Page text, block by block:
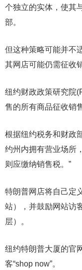
个独立的实体，使其
部。
但这种策略可能并不
其网店可能仍需征收
纽约财政政策研究院
售的所有商品征收销
根据纽约税务和财政
约州内拥有营业场所
则应缴纳销售税。”
特朗普网店将自己定
站），并鼓励网站访
层）。
纽约特朗普大厦的官
客“shop now”。